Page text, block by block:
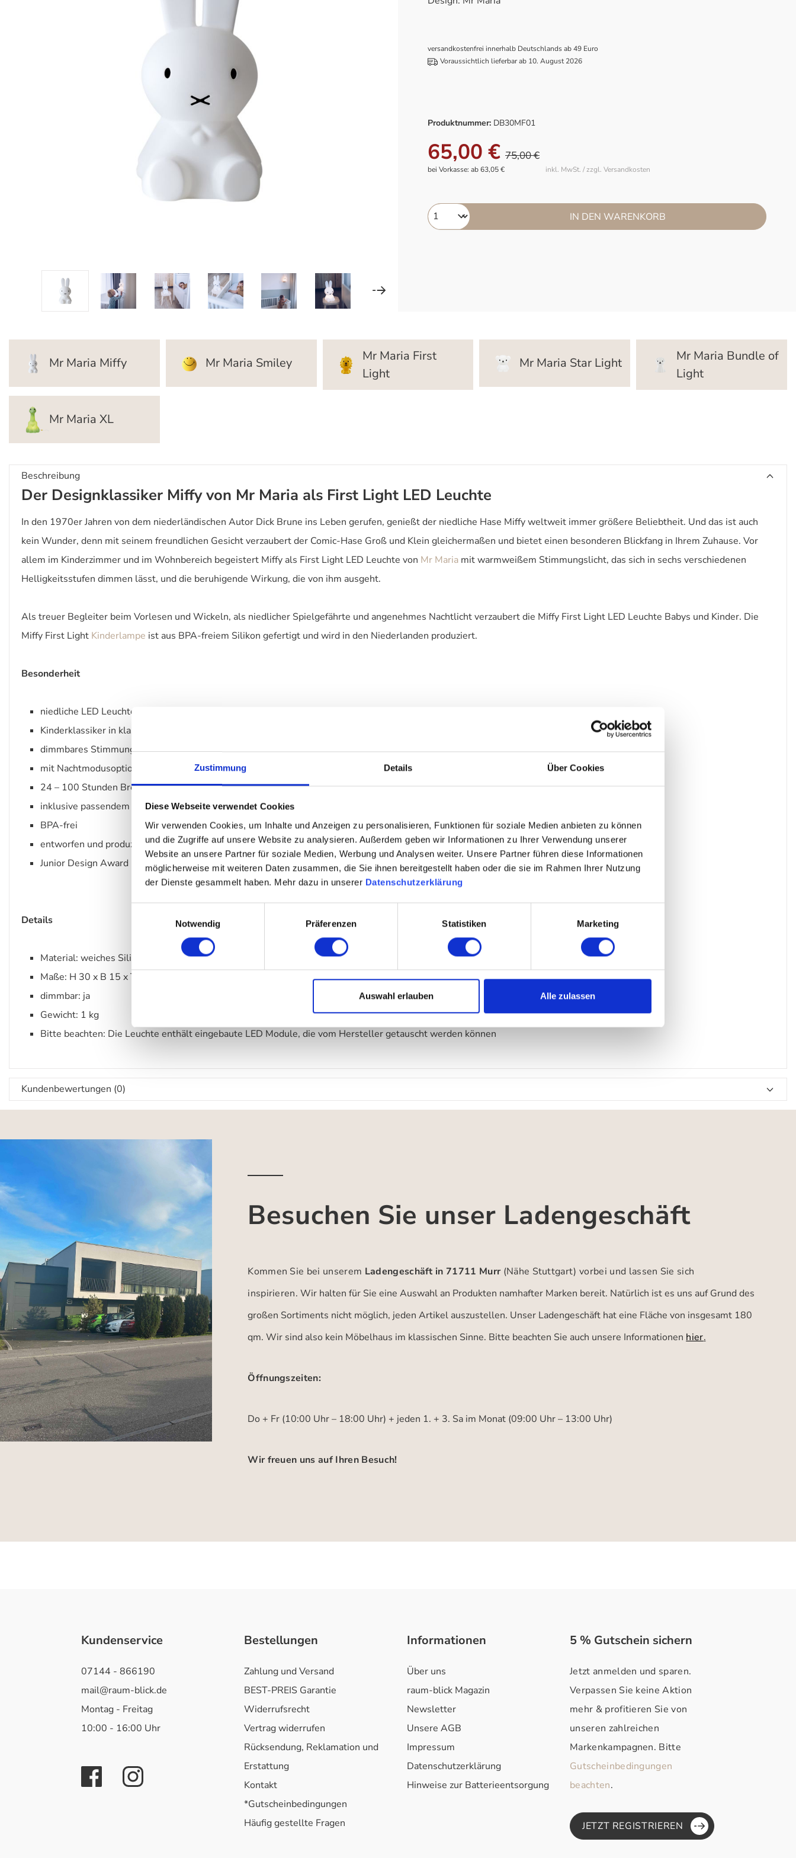
Zustimmung Details Über Cookies
Diese Webseite verwendet Cookies
Wir verwenden Cookies, um Inhalte und Anzeigen zu personalisieren, Funktionen für soziale Medien anbieten zu können
und die Zugriffe auf unsere Website zu analysieren. Außerdem geben wir Informationen zu Ihrer Verwendung unserer
Website an unsere Partner für soziale Medien, Werbung und Analysen weiter. Unsere Partner führen diese Informationen
möglicherweise mit weiteren Daten zusammen, die Sie ihnen bereitgestellt haben oder die sie im Rahmen Ihrer Nutzung
der Dienste gesammelt haben. Mehr dazu in unserer Datenschutzerklärung
Notwendig
Präferenzen Statistiken Marketing
Auswahl erlauben Alle zulassen
versandkostenfrei innerhalb Deutschlands ab 49 Euro
Voraussichtlich lieferbar ab 10. August 2026
Produktnummer: DB30MF01
65,00 € 75,00 €
inkl. MwSt. / zzgl. Versandkosten
bei Vorkasse: ab 63,05 €
IN DEN WARENKORB
Mr Maria Miffy Mr Maria Smiley
Mr Maria First
Light
Mr Maria Star Light
Mr Maria Bundle of
Light
Mr Maria XL
Beschreibung
Der Designklassiker Miffy von Mr Maria als First Light LED Leuchte
In den 1970er Jahren von dem niederländischen Autor Dick Brune ins Leben gerufen, genießt der niedliche Hase Miffy weltweit immer größere Beliebtheit. Und das ist auch
kein Wunder, denn mit seinem freundlichen Gesicht verzaubert der Comic-Hase Groß und Klein gleichermaßen und bietet einen besonderen Blickfang in Ihrem Zuhause. Vor
allem im Kinderzimmer und im Wohnbereich begeistert Miffy als First Light LED Leuchte von Mr Maria mit warmweißem Stimmungslicht, das sich in sechs verschiedenen
Helligkeitsstufen dimmen lässt, und die beruhigende Wirkung, die von ihm ausgeht.
Als treuer Begleiter beim Vorlesen und Wickeln, als niedlicher Spielgefährte und angenehmes Nachtlicht verzaubert die Miffy First Light LED Leuchte Babys und Kinder. Die
Miffy First Light Kinderlampe ist aus BPA-freiem Silikon gefertigt und wird in den Niederlanden produziert.
Besonderheit
niedliche LED Leuchte mit warmweißem Licht
Kinderklassiker in klassischem Design
dimmbares Stimmungslicht mit 6 verschiedenen Helligkeitsstufen
mit Nachtmodusoption
24 – 100 Stunden Brenndauer je nach Dimm-Modus
inklusive passendem USB-C Kabel
BPA-frei
entworfen und produziert in den Niederlanden
Junior Design Award und red dots Award Gewinner 2018
Details
Material: weiches Silikon
Maße: H 30 x B 15 x T 15 cm
dimmbar: ja
Gewicht: 1 kg
Bitte beachten: Die Leuchte enthält eingebaute LED Module, die vom Hersteller getauscht werden können
Kundenbewertungen (0)
Besuchen Sie unser Ladengeschäft
Kommen Sie bei unserem Ladengeschäft in 71711 Murr (Nähe Stuttgart) vorbei und lassen Sie sich
inspirieren.Wir halten für Sie eine Auswahl an Produkten namhafter Marken bereit. Natürlich ist es uns auf Grund des
großen Sortiments nicht möglich, jeden Artikel auszustellen. Unser Ladengeschäft hat eine Fläche von insgesamt 180
qm. Wir sind also kein Möbelhaus im klassischen Sinne. Bitte beachten Sie auch unsere Informationen hier.
Öffnungszeiten:
Do + Fr (10:00 Uhr – 18:00 Uhr) + jeden 1. + 3. Sa im Monat (09:00 Uhr – 13:00 Uhr)
Wir freuen uns auf Ihren Besuch!
Kundenservice
07144 - 866190
mail@raum-blick.de
Montag - Freitag
10:00 - 16:00 Uhr
Bestellungen
Zahlung und Versand
BEST-PREIS Garantie
Widerrufsrecht
Vertrag widerrufen
Rücksendung, Reklamation und
Erstattung
Kontakt
*Gutscheinbedingungen
Häufig gestellte Fragen
Informationen
Über uns
raum-blick Magazin
Newsletter
Unsere AGB
Impressum
Datenschutzerklärung
Hinweise zur Batterieentsorgung
5 % Gutschein sichern
Jetzt anmelden und sparen.
Verpassen Sie keine Aktion
mehr & profitieren Sie von
unseren zahlreichen
Markenkampagnen. Bitte
Gutscheinbedingungen
beachten.
JETZT REGISTRIEREN